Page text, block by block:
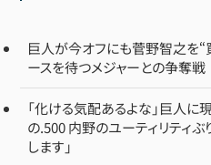
巨人が今オフにも菅野智之を
ースを待つメジャーとの争奪
「化ける気配あるよな」巨人
の.500 内野のユーティリティ
します」